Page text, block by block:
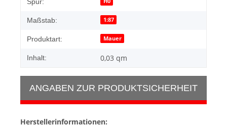
Spur:
Maßstab: 1:87
Produktart: Mauer
Inhalt: 0,03 qm
ANGABEN ZUR PRODUKTSICHERHEIT
Herstellerinformationen: